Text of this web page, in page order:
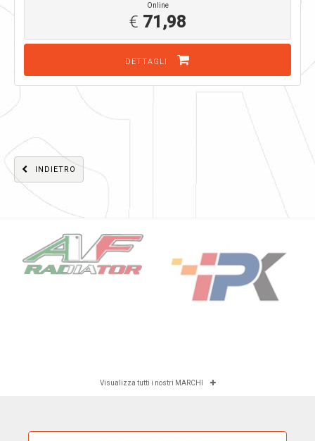
Online
€ 71,98
DETTAGLI
INDIETRO
Visualizza tutti i nostri MARCHI